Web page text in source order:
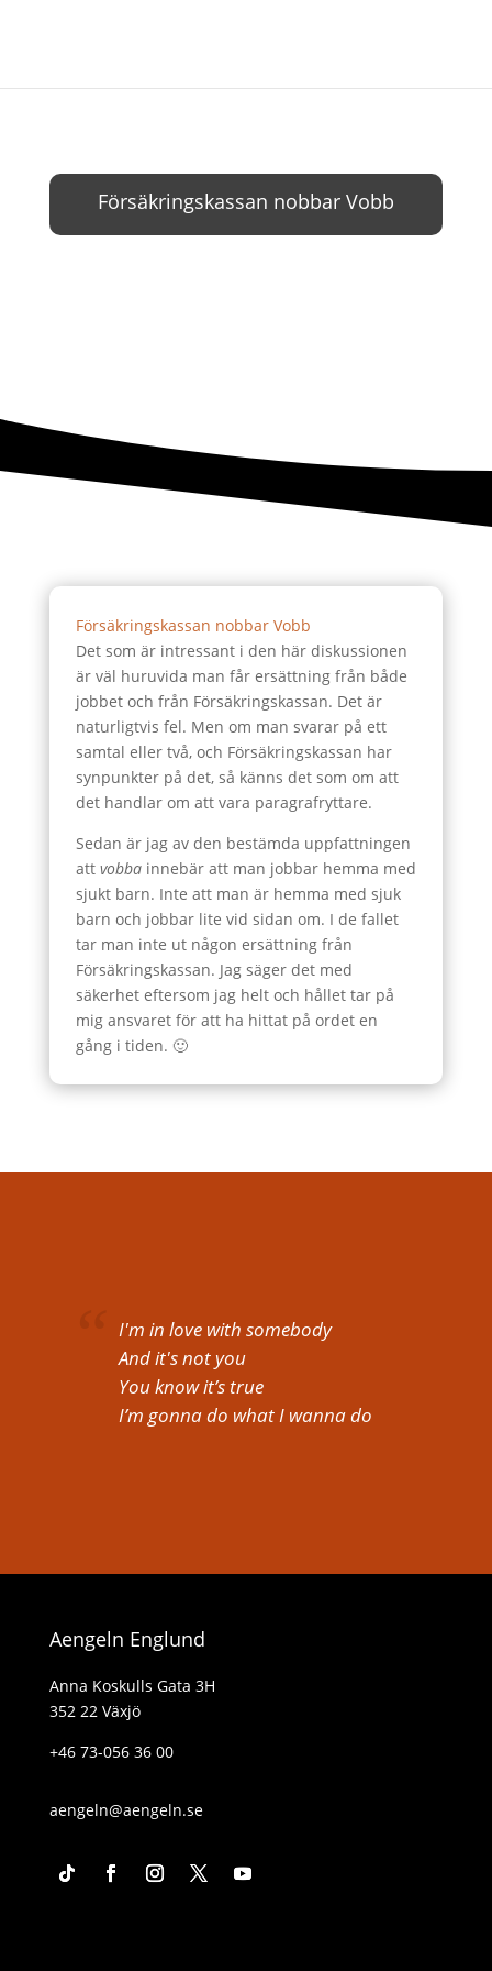
Försäkringskassan nobbar Vobb
Försäkringskassan nobbar Vobb
Det som är intressant i den här diskussionen
är väl huruvida man får ersättning från både
jobbet och från Försäkringskassan. Det är
naturligtvis fel. Men om man svarar på ett
samtal eller två, och Försäkringskassan har
synpunkter på det, så känns det som om att
det handlar om att vara paragrafryttare.
Sedan är jag av den bestämda uppfattningen
att vobbainnebär att man jobbar hemma med
sjukt barn. Inte att man är hemma med sjuk
barn och jobbar lite vid sidan om. I de fallet
tar man inte ut någon ersättning från
Försäkringskassan. Jag säger det med
säkerhet eftersom jag helt och hållet tar på
mig ansvaret för att ha hittat på ordet en
gång i tiden. 🙂
I'm in love with somebody
And it's not you
You know it’s true
I’m gonna do what I wanna do
Aengeln Englund
Anna Koskulls Gata 3H
352 22 Växjö
+46 73-056 36 00
aengeln@aengeln.se